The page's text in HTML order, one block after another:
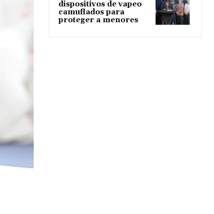
dispositivos de vapeo
camuflados para
proteger a menores